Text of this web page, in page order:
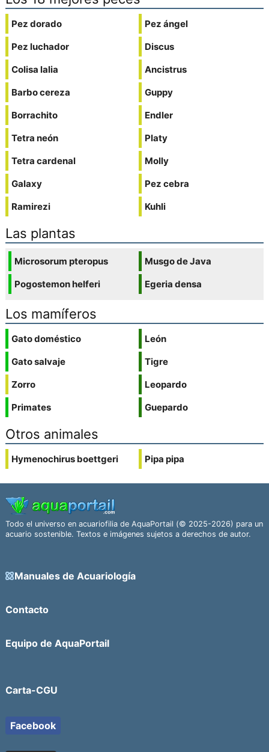
Pez dorado
Pez luchador
Colisa lalia
Barbo cereza
Borrachito
Tetra neón
Tetra cardenal
Galaxy
Ramirezi
Pez ángel
Discus
Ancistrus
Guppy
Endler
Platy
Molly
Pez cebra
Kuhli
Las plantas
Microsorum pteropus
Pogostemon helferi
Musgo de Java
Egeria densa
Los mamíferos
Gato doméstico
Gato salvaje
Zorro
Primates
León
Tigre
Leopardo
Guepardo
Otros animales
Hymenochirus boettgeri Pipa pipa
Todo el universo en acuariofilia de AquaPortail (© 2025-2026) para un
acuario sostenible. Textos e imágenes sujetos a derechos de autor.
Manuales de Acuariología
Contacto
Equipo de AquaPortail
Carta-CGU
Facebook